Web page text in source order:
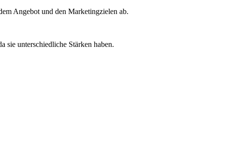
Angebot und den Marketingzielen ab.
sie unterschiedliche Stärken haben.